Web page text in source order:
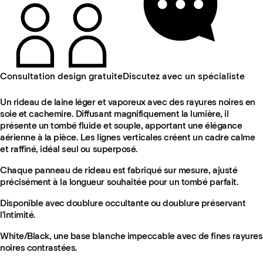
Consultation design gratuiteDiscutez avec un spécialiste
Un rideau de laine léger et vaporeux avec des rayures noires en
soie et cachemire. Diffusant magnifiquement la lumière, il
présente un tombé fluide et souple, apportant une élégance
aérienne à la pièce. Les lignes verticales créent un cadre calme
et raffiné, idéal seul ou superposé.
Chaque panneau de rideau est fabriqué sur mesure, ajusté
précisément à la longueur souhaitée pour un tombé parfait.
Disponible avec doublure occultante ou doublure préservant
l’intimité.
White/Black, une base blanche impeccable avec de fines rayures
noires contrastées.